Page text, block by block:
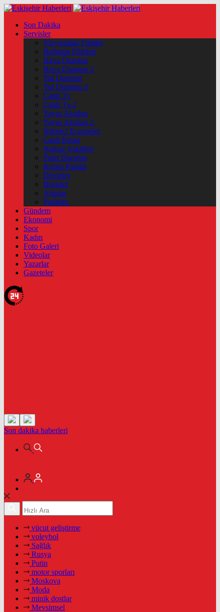
Son Dakika
Servisler
Vizyondaki Filmler
Haftanin Filmleri
Hava Durumu
Hava Durumu 2
Yol Durumu
Yol Durumu 2
Canlı Tv
Canlı Tv 2
Yayın Akışları
Yayın Akışları 2
Nöbetçi Eczaneler
Canlı Borsa
Namaz Vakitleri
Puan Durumu
Kripto Paralar
Dövizler
Hisseler
Altınlar
Pariteler
Gündem
Ekonomi
Spor
Kadın
Foto Galeri
Videolar
Yazarlar
Gazeteler
Son dakika haberleri
vücut geliştirme
voleybol
Sağlık
Rusya
Putin
motor sporları
Moskova
Moda
minik dostlar
Mevsimsel